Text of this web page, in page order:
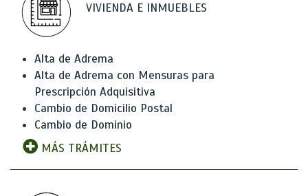
VIVIENDA E INMUEBLES
Alta de Adrema
Alta de Adrema con Mensuras para
Prescripción Adquisitiva
Cambio de Domicilio Postal
Cambio de Dominio
MÁS TRÁMITES